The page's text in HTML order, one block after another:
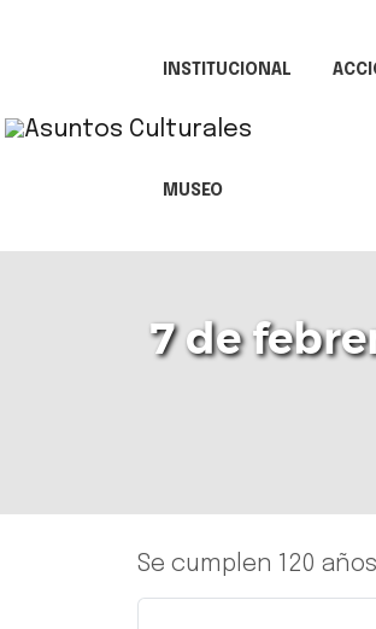
INSTITUCIONAL
MUSEO
7 de
Se cumplen 120